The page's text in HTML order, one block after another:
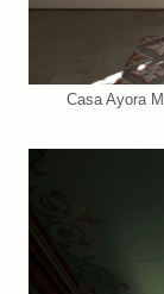
Casa Ayora